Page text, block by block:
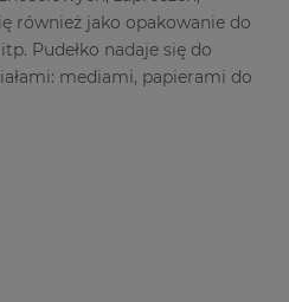
również jako opakowanie do
Pudełko nadaje się do
mediami, papierami do